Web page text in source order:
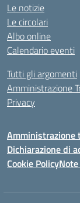
Le notizie
Le circolari
Albo online
Calendario eventi
Tutti gli argomenti
Amministrazione
Privacy
Amministrazione
Dichiarazione di
Cookie Policy